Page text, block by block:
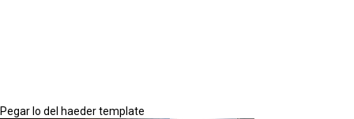
Pegar lo del haeder template